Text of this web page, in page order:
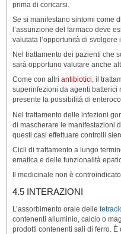
prima di coricarsi.
Se si manifestano sintomi come
l’assunzione del farmaco deve
valutata l’opportunità di
Nel trattamento dei pazienti che
sarà opportuno valutare anche
Come con altri antibiotici, il
superinfezioni da agenti batterici
presente la possibilità di
Nel trattamento delle infezioni
di mascherare le manifestazioni
questi casi effettuare controlli
Cicli di trattamento a lungo
ematica e delle funzionalità
Il medicinale non è
4.5 INTERAZIONI
L’assorbimento orale delle
contenenti alluminio, calcio o
prodotti contenenti sali di ferro.